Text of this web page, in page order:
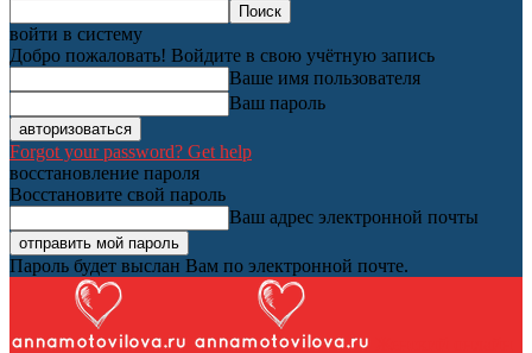
войти в систему
Добро пожаловать! Войдите в свою учётную запись
Ваше имя пользователя
Ваш пароль
Forgot your password? Get help
восстановление пароля
Восстановите свой пароль
Ваш адрес электронной почты
Пароль будет выслан Вам по электронной почте.